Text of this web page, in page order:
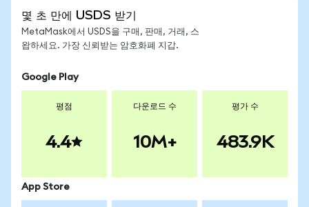
몇 초 만에 USDS 받기
MetaMask에서 USDS을 구매, 판매, 거래, 스
왑하세요. 가장 신뢰받는 암호화폐 지갑.
Google Play
평점
4.4
다운로드 수
10M+
평가 수
483.9K
App Store